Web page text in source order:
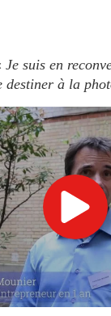
Je suis en
destiner à la